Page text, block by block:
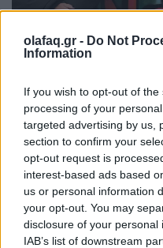
olafaq.gr - Do Not
Information
If you wish to opt-out of
processing of your
targeted advertising by us,
section to confirm your
opt-out request is
interest-based ads based
us or personal information
your opt-out. You may
disclosure of your
IAB’s list of downstream
Χίλντα
underground
05.06.26
Η συγγραφέας συζητάει
αστυνομικό μυθιστόρημα